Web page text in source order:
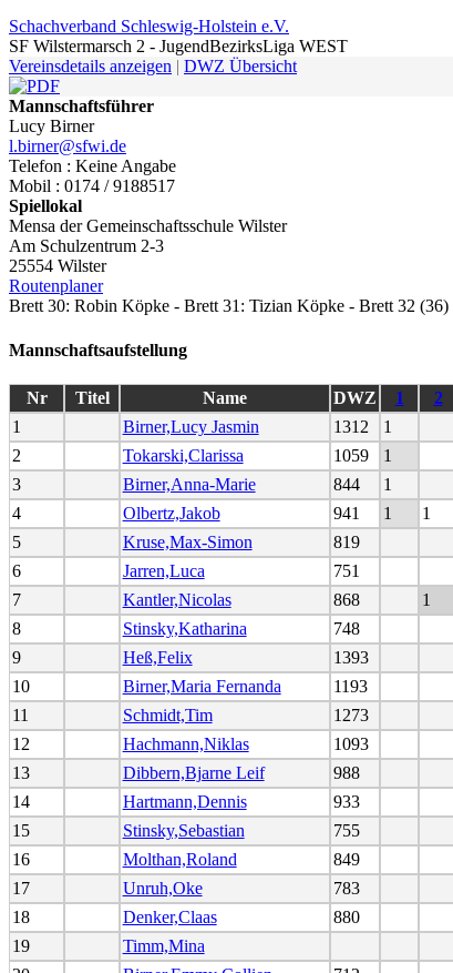
Schachverband Schleswig-Holstein e.V.
SF Wilstermarsch 2 - JugendBezirksLiga WEST
Vereinsdetails anzeigen | DWZ Übersicht
Mannschaftsführer
Lucy Birner
l.birner@sfwi.de
Telefon : Keine Angabe
Mobil : 0174 / 9188517
Spiellokal
Mensa der Gemeinschaftsschule Wilster
Am Schulzentrum 2-3
25554 Wilster
Routenplaner
Brett 30: Robin Köpke - Brett 31: Tizian Köpke - Brett 32
Mannschaftsaufstellung
Nr Titel Name DWZ 1 2
1
Birner,Lucy Jasmin 1312 1
2
Tokarski,Clarissa 1059 1
3
Birner,Anna-Marie 844 1
4
Olbertz,Jakob 941 1 1
5
Kruse,Max-Simon
819
6
Jarren,Luca 751
7
Kantler,Nicolas 868 1
8
Stinsky,Katharina 748
9
Heß,Felix
1393
10
Birner,Maria Fernanda
1193
11
Schmidt,Tim
1273
12
Hachmann,Niklas
1093
13
Dibbern,Bjarne Leif
988
14
Hartmann,Dennis 933
15
Stinsky,Sebastian
755
16
Molthan,Roland
849
17
Unruh,Oke
783
18
Denker,Claas 880
19
Timm,Mina